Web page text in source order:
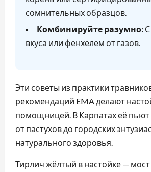
сомнительных образцов.
Комбинируйте разумно:
вкуса или фенхелем от газов.
Эти советы из практики
рекомендаций EMA делают
помощницей. В Карпатах её
от пастухов до городских
натурального здоровья.
Тирлич жёлтый в настойке —